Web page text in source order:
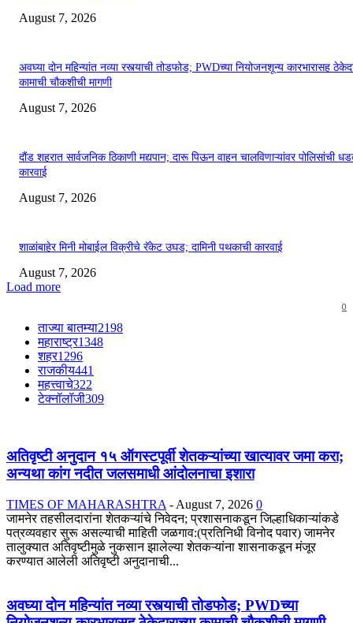
August 7, 2026
अवघ्या दोन महिन्यांत नव्या रस्त्याची तोडफोड; PWDच्या नियोजनशून्य कारभारासह
कामाची चौकशीची मागणी
August 7, 2026
दौंड शहरात सार्वजनिक ठिकाणी मद्यपान; दारू पिऊन वाहन चालविणाऱ्यांवर पोलिसांची
कारवाई
August 7, 2026
शाळांबाहेर मिनी मोबाईल विक्रीचे रॅकेट उघड; दामिनी पथकाची कारवाई
August 7, 2026
Load more
0
ताज्या बातम्या2198
महाराष्ट्र1348
शहर1296
राजकीय441
महत्त्वाचे322
टेक्नॉलॉजी309
अतिवृष्टी अनुदान १५ ऑगस्टपूर्वी शेतकऱ्यांच्या खात्यावर जमा करा;
अन्यथा कांग नदीत जलसमाधी आंदोलनाचा इशारा
TIMES OF MAHARASHTRA - August 7, 2026 0
जामनेर तहसीलदारांना शेतकऱ्यांचे निवेदन; प्रशासनाकडून जिल्हाधिकाऱ्यांकडे
पत्रव्यवहार सुरू असल्याची माहिती जळगाव:(प्रतिनिधी विनोद पवार) जामनेर
तालुक्यात अतिवृष्टीमुळे नुकसान झालेल्या शेतकऱ्यांना शासनाकडून मंजूर
करण्यात आलेली अतिवृष्टी अनुदानाची...
अवघ्या दोन महिन्यांत नव्या रस्त्याची तोडफोड; PWDच्या